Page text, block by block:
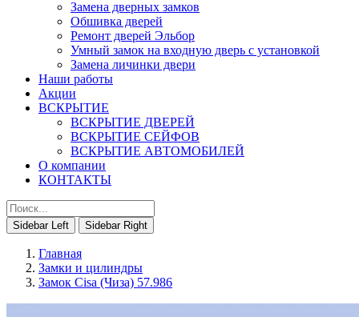
Замена дверных замков
Обшивка дверей
Ремонт дверей Эльбор
Умный замок на входную дверь с установкой
Замена личинки двери
Наши работы
Акции
ВСКРЫТИЕ
ВСКРЫТИЕ ДВЕРЕЙ
ВСКРЫТИЕ СЕЙФОВ
ВСКРЫТИЕ АВТОМОБИЛЕЙ
О компании
КОНТАКТЫ
Sidebar Left Sidebar Right
Главная
Замки и цилиндры
Замок Сisa (Чиза) 57.986